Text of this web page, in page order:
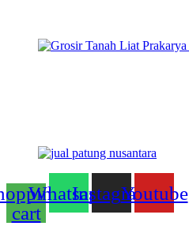
cart
WhatsappInstagramYoutube